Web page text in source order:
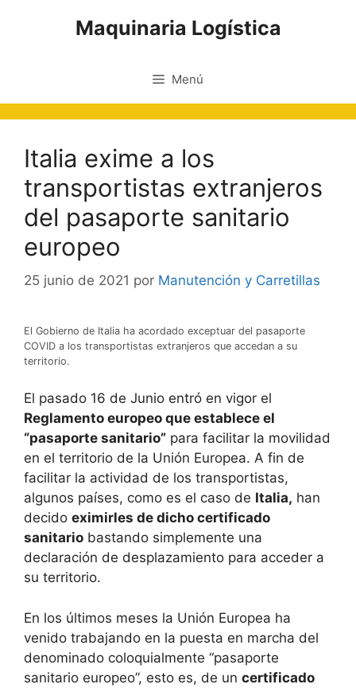
Maquinaria Logística
Menú
Italia exime a los
transportistas extranjeros
del pasaporte sanitario
europeo
25 junio de 2021 por Manutención y Carretillas
El Gobierno de Italia ha acordado exceptuar del pasaporte
COVID a los transportistas extranjeros que accedan a su
territorio.
El pasado 16 de Junio entró en vigor el
Reglamento europeo que establece el
“pasaporte sanitario” para facilitar la movilidad
en el territorio de la Unión Europea. A fin de
facilitar la actividad de los transportistas,
algunos países, como es el caso de Italia, han
decido eximirles de dicho certificado
sanitario bastando simplemente una
declaración de desplazamiento para acceder a
su territorio.
En los últimos meses la Unión Europea ha
venido trabajando en la puesta en marcha del
denominado coloquialmente “pasaporte
sanitario europeo”, esto es, de un certificado